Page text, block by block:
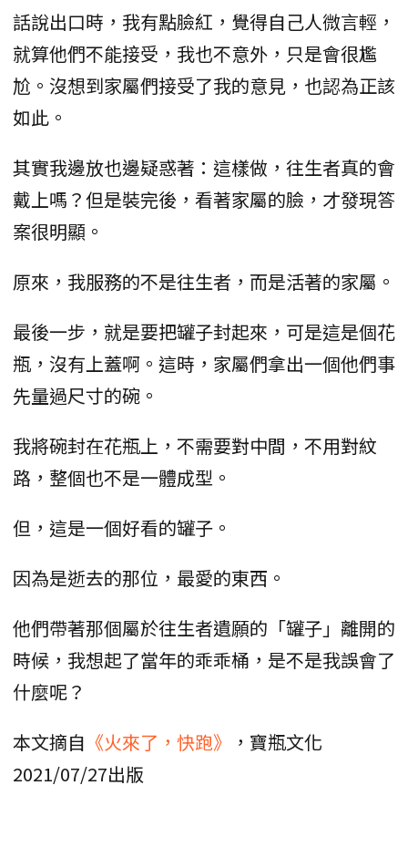
話說出口時，我有點臉紅，覺得自己人微言輕，
就算他們不能接受，我也不意外，只是會很尷
尬。沒想到家屬們接受了我的意見，也認為正該
如此。
其實我邊放也邊疑惑著：這樣做，往生者真的會
戴上嗎？但是裝完後，看著家屬的臉，才發現答
案很明顯。
原來，我服務的不是往生者，而是活著的家屬。
最後一步，就是要把罐子封起來，可是這是個花
瓶，沒有上蓋啊。這時，家屬們拿出一個他們事
先量過尺寸的碗。
我將碗封在花瓶上，不需要對中間，不用對紋
路，整個也不是一體成型。
但，這是一個好看的罐子。
因為是逝去的那位，最愛的東西。
他們帶著那個屬於往生者遺願的「罐子」離開的
時候，我想起了當年的乖乖桶，是不是我誤會了
什麼呢？
本文摘自 《火來了，快跑》
，寶瓶文化
2021/07/27出版